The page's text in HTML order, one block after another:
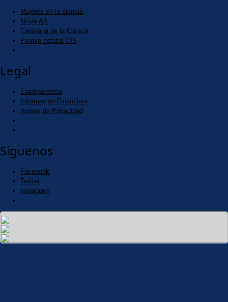
Mujeres en la ciencia
Niños AS
Caravana de la Ciencia
Premio estatal CTI
Legal
Transparencia
Información Financiera
Avisos de Privacidad
Síguenos
Facebook
Twitter
Instagram